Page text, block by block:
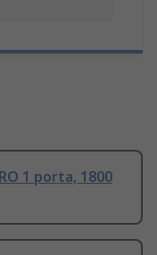
1 porta, 1800